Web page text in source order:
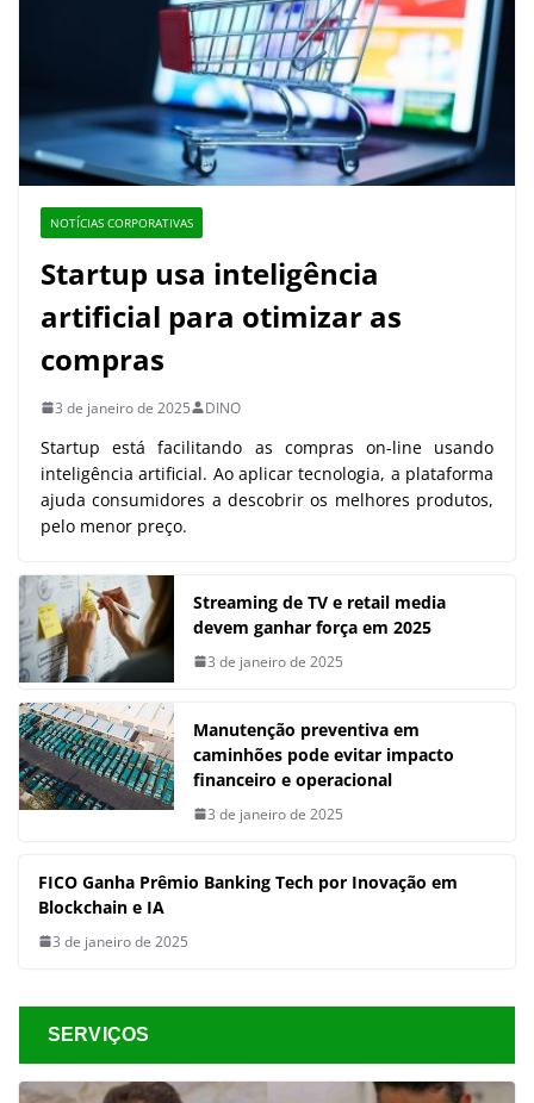
NOTÍCIAS CORPORATIVAS
Startup usa inteligência
artificial para otimizar as
compras
3 de janeiro de 2025 DINO
Startup está facilitando as compras on-line usando
inteligência artificial. Ao aplicar tecnologia, a plataforma
ajuda consumidores a descobrir os melhores produtos,
pelo menor preço.
Streaming de TV e retail media
devem ganhar força em 2025
3 de janeiro de 2025
Manutenção preventiva em
caminhões pode evitar impacto
financeiro e operacional
3 de janeiro de 2025
FICO Ganha Prêmio Banking Tech por Inovação em
Blockchain e IA
3 de janeiro de 2025
SERVIÇOS